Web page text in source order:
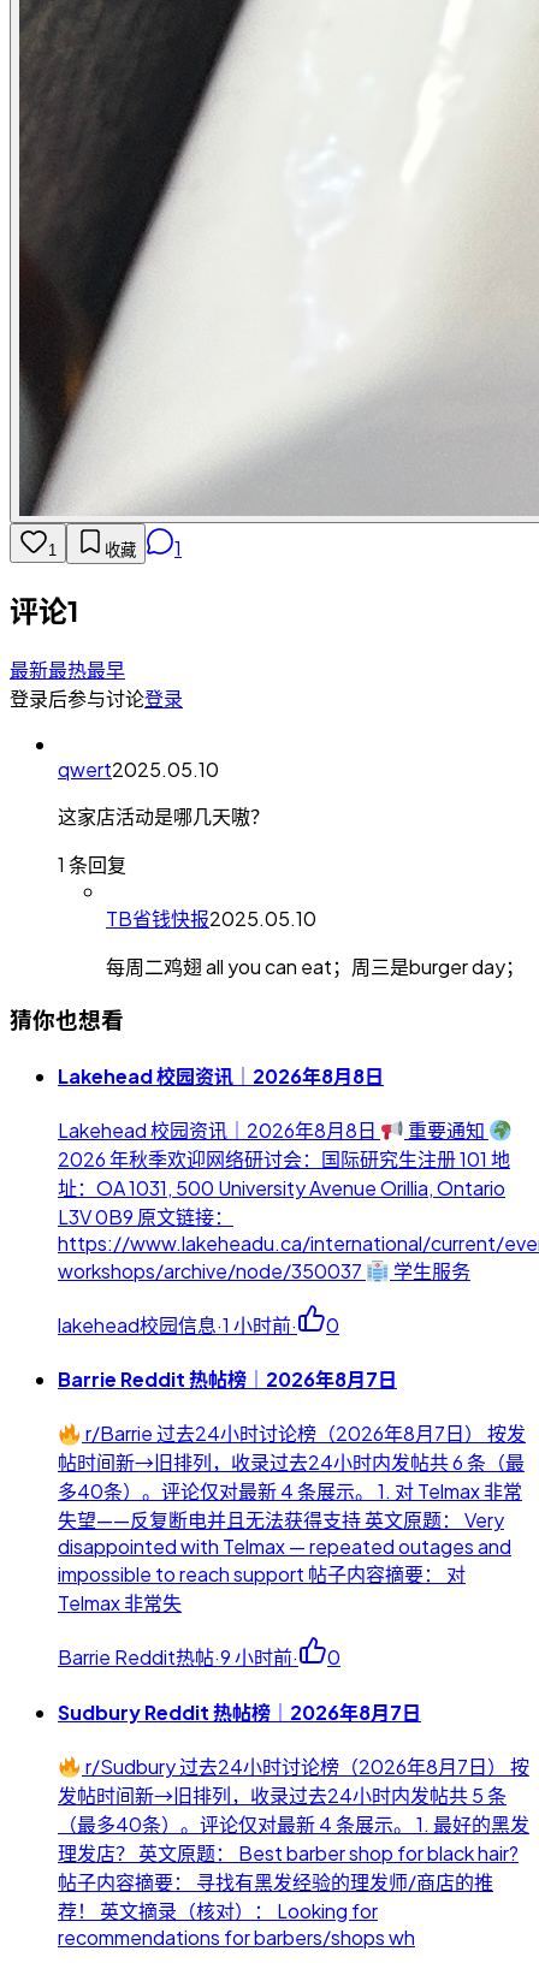
1 收藏 1
评论1
最新最热最早
登录后参与讨论登录
qwert2025.05.10
这家店活动是哪几天嗷？
1 条回复
TB省钱快报2025.05.10
每周二鸡翅 all you can eat；周三是burger day；
猜你也想看
Lakehead 校园资讯｜2026年8月8日
Lakehead 校园资讯｜2026年8月8日
重要通知
2026 年秋季欢迎网络研讨会：国际研究生注册 101 地
址：OA 1031, 500 University Avenue Orillia, Ontario
L3V 0B9 原文链接：
https://www.lakeheadu.ca/international/current/
workshops/archive/node/350037
学生服务
lakehead校园信息·1 小时前· 0
Barrie Reddit 热帖榜｜2026年8月7日
r/Barrie 过去24小时讨论榜（2026年8月7日） 按发
帖时间新→旧排列，收录过去24小时内发帖共 6 条（最
多40条）。评论仅对最新 4 条展示。 1. 对 Telmax 非常
失望——反复断电并且无法获得支持 英文原题： Very
disappointed with Telmax — repeated outages and
impossible to reach support 帖子内容摘要： 对
Telmax 非常失
Barrie Reddit热帖·9 小时前· 0
Sudbury Reddit 热帖榜｜2026年8月7日
r/Sudbury 过去24小时讨论榜（2026年8月7日） 按
发帖时间新→旧排列，收录过去24小时内发帖共 5 条
（最多40条）。评论仅对最新 4 条展示。 1. 最好的黑发
理发店？ 英文原题： Best barber shop for black hair?
帖子内容摘要： 寻找有黑发经验的理发师/商店的推
荐！ 英文摘录（核对）： Looking for
recommendations for barbers/shops wh